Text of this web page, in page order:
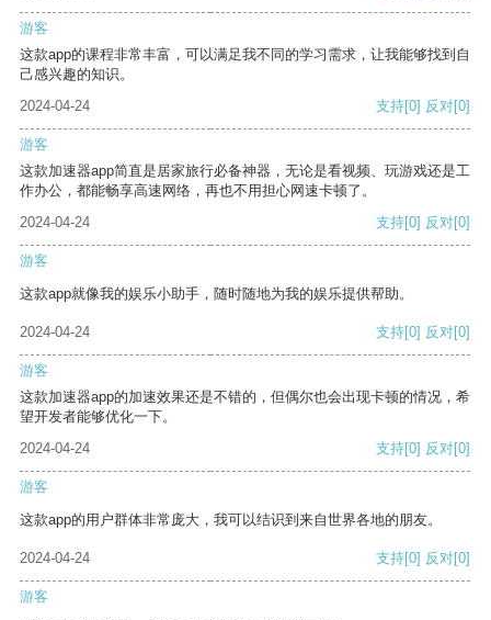
游客
这款app的课程非常丰富，可以满足我不同的学习需求，让我能够找到自
己感兴趣的知识。
2024-04-24
支持[0] 反对[0]
游客
这款加速器app简直是居家旅行必备神器，无论是看视频、玩游戏还是工
作办公，都能畅享高速网络，再也不用担心网速卡顿了。
2024-04-24
支持[0] 反对[0]
游客
这款app就像我的娱乐小助手，随时随地为我的娱乐提供帮助。
2024-04-24 支持[0] 反对[0]
游客
这款加速器app的加速效果还是不错的，但偶尔也会出现卡顿的情况，希
望开发者能够优化一下。
2024-04-24
支持[0] 反对[0]
游客
这款app的用户群体非常庞大，我可以结识到来自世界各地的朋友。
2024-04-24 支持[0] 反对[0]
游客